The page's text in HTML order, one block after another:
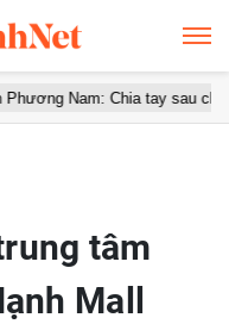
Chia tay sau chưa đầy 1
tâm
Mall